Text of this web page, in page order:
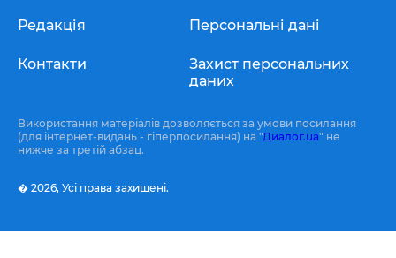
Редакція
Контакти
Персональні дані
Захист персональних
даних
Використання матеріалів дозволяється за умови посилання
(для інтернет-видань - гіперпосилання) на "Диалог.ua" не
нижче за третій абзац.
� 2026, Усі права захищені.